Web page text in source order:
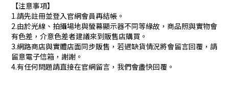
【注意事項】
1.請先註冊並登入官網會員再結帳。
2.由於光線、拍攝場地與螢幕顯示器不同等緣故，商品照與實物會
有色差，介意色差者建議來到販售店購買。
3.網路商店與實體店面同步販售，若遇缺貨情況將會留言回覆，請
留意電子信箱，謝謝。
4.有任何問題請直接在官網留言，我們會盡快回覆。